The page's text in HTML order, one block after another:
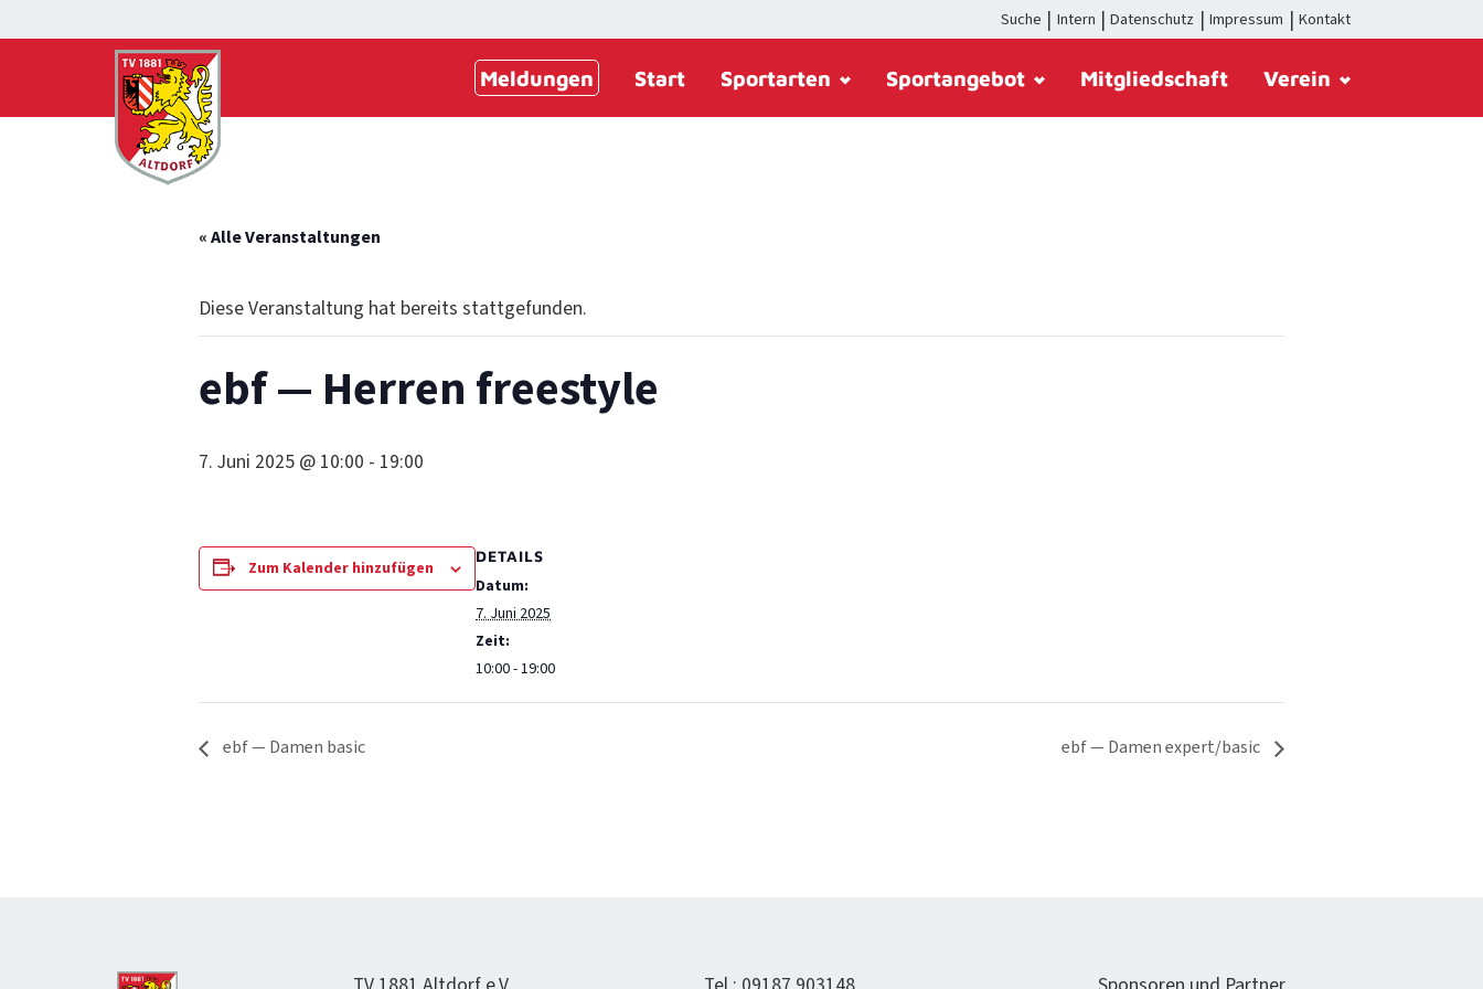
Suche Intern Datenschutz Impressum Kontakt
Meldungen Start Sportarten Sportangebot Mitgliedschaft Verein
« Alle Veranstaltungen
Diese Veranstaltung hat bereits stattgefunden.
ebf — Herren freestyle
7. Juni 2025 @ 10:00 - 19:00
Zum Kalender hinzufügen
DETAILS
Datum:
7. Juni 2025
Zeit:
10:00 - 19:00
ebf — Damen basic ebf — Damen expert/basic